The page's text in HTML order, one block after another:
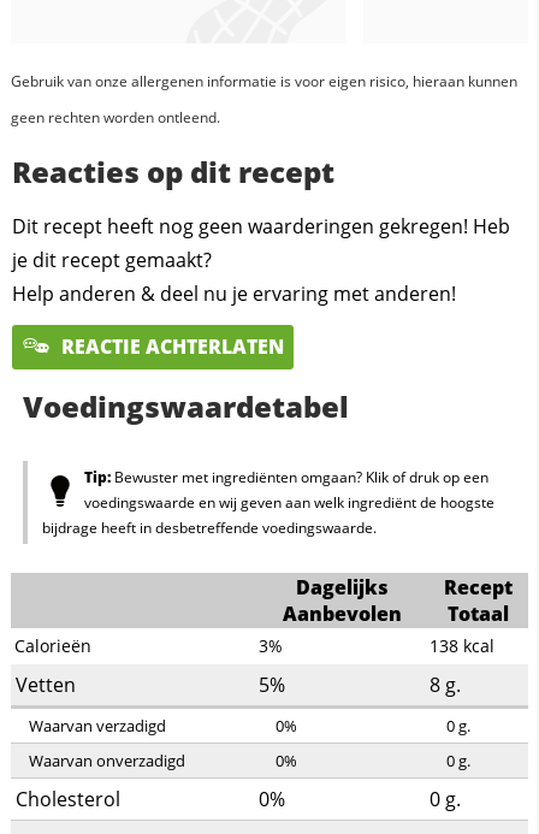
Gebruik van onze allergenen informatie is voor eigen risico, hieraan kunnen
geen rechten worden ontleend.
Reacties op dit recept
Dit recept heeft nog geen waarderingen gekregen! Heb
je dit recept gemaakt?
Help anderen & deel nu je ervaring met anderen!
REACTIE ACHTERLATEN
Voedingswaardetabel
Tip:Bewuster met ingrediënten omgaan? Klik of druk op een
voedingswaarde en wij geven aan welk ingrediënt de hoogste
bijdrage heeft in desbetreffende voedingswaarde.
Dagelijks
Aanbevolen
Recept
Totaal
Calorieën 3% 138 kcal
Vetten 5% 8g.
Waarvan verzadigd 0% 0g.
Waarvan onverzadigd
0% 0g.
Cholesterol 0% 0g.